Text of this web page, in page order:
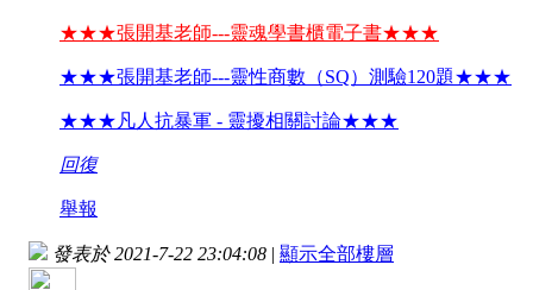
★★★張開基老師---靈魂學書櫃電子書★★★
★★★張開基老師---靈性商數（SQ）測驗120題★★★
★★★凡人抗暴軍 - 靈擾相關討論★★★
回復
舉報
發表於 2021-7-22 23:04:08 | 顯示全部樓層